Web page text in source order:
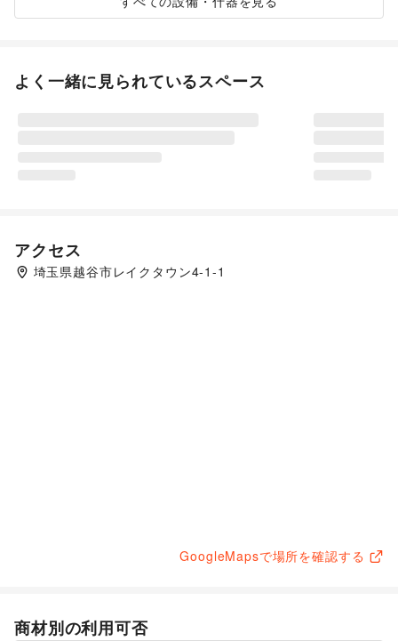
よく一緒に見られているスペース
アクセス
埼玉県越谷市レイクタウン4-1-1
GoogleMapsで場所を確認する
商材別の利用可否